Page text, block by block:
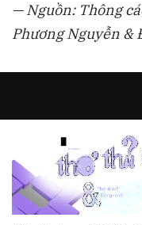
— Nguồn: Thông
Phương Nguyễn &